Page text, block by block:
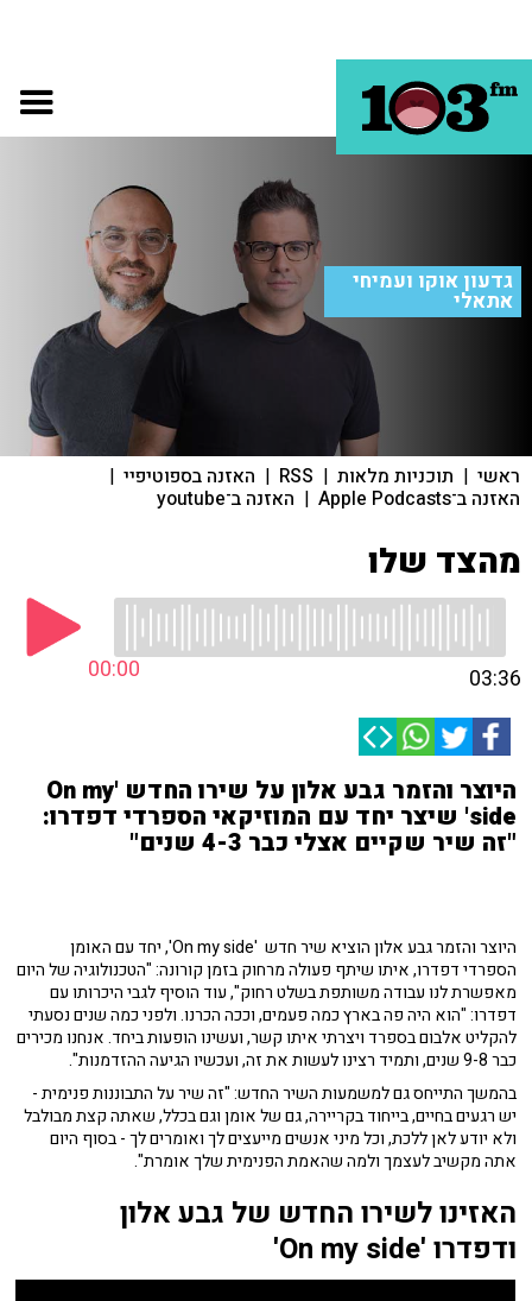
גדעון אוקו ועמיחי
אתאלי
ראשי | תוכניות מלאות |
RSS
| האזנה בספוטיפיי |
האזנה ב־Apple Podcasts | האזנה ב־youtube
מהצד שלו
00:00 03:36
היוצר והזמר גבע אלון על שירו החדש 'On my
side' שיצר יחד עם המוזיקאי הספרדי דפדרו:
"זה שיר שקיים אצלי כבר 4-3 שנים"
היוצר והזמר גבע אלון הוציא שיר חדש 'On my side', יחד עם האומן
הספרדי דפדרו, איתו שיתף פעולה מרחוק בזמן קורונה: "הטכנולוגיה של היום
מאפשרת לנו עבודה משותפת בשלט רחוק", עוד הוסיף לגבי היכרותו עם
דפדרו: "הוא היה פה בארץ כמה פעמים, וככה הכרנו. ולפני כמה שנים נסעתי
להקליט אלבום בספרד ויצרתי איתו קשר, ועשינו הופעות ביחד. אנחנו מכירים
כבר 9-8 שנים, ותמיד רצינו לעשות את זה, ועכשיו הגיעה ההזדמנות".
בהמשך התייחס גם למשמעות השיר החדש: "זה שיר על התבוננות פנימית -
יש רגעים בחיים, בייחוד בקריירה, גם של אומן וגם בכלל, שאתה קצת מבולבל
ולא יודע לאן ללכת, וכל מיני אנשים מייעצים לך ואומרים לך - בסוף היום
אתה מקשיב לעצמך ולמה שהאמת הפנימית שלך אומרת".
האזינו לשירו החדש של גבע אלון
ודפדרו 'On my side'